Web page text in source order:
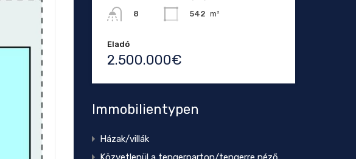
8
542 m²
Eladó
2.500.000€
Immobilientypen
Házak/villák